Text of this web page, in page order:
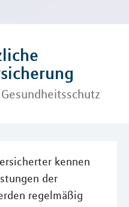
kennen
der
regelmäßig